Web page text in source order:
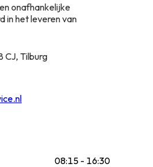
onafhankelijke
in het leveren van
CJ, Tilburg
08:15 - 16:30